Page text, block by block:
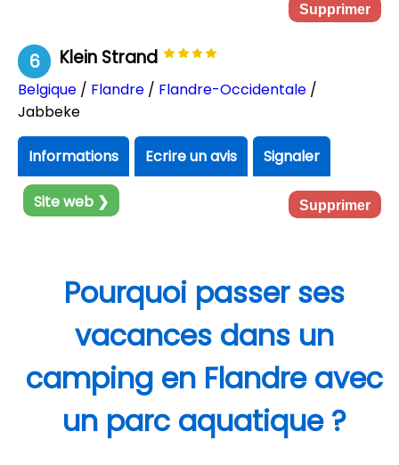
Supprimer
6 Klein Strand
Belgique / Flandre / Flandre-Occidentale /
Jabbeke
Informations Ecrire un avis Signaler
Site web ❯ Supprimer
Pourquoi passer ses
vacances dans un
camping en Flandre avec
un parc aquatique ?